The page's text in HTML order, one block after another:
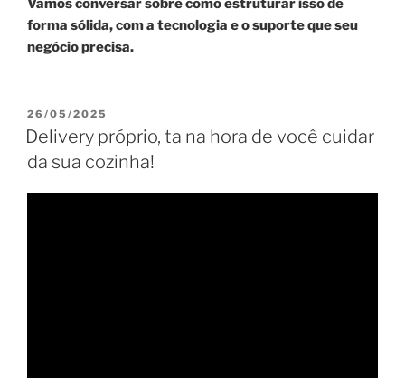
Vamos conversar sobre como estruturar isso de
forma sólida, com a tecnologia e o suporte que seu
negócio precisa.
PUBLICADO
EM
26/05/2025
Delivery próprio, ta na hora de você cuidar
da sua cozinha!